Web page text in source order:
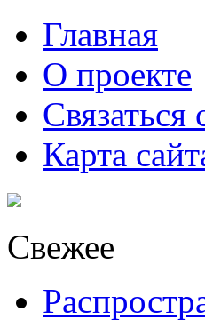
Главная
О проекте
Связаться
Карта
Свежее